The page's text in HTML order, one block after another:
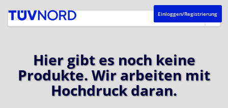
Einloggen/Registrierung
Hier gibt es noch keine
Produkte. Wir arbeiten mit
Hochdruck daran.